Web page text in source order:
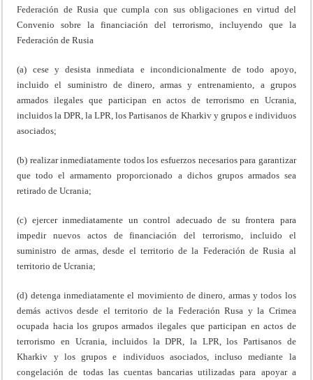
Federación de Rusia que cumpla con sus obligaciones en virtud del
Convenio sobre la financiación del terrorismo, incluyendo que la
Federación de Rusia
(a) cese y desista inmediata e incondicionalmente de todo apoyo,
incluido el suministro de dinero, armas y entrenamiento, a grupos
armados ilegales que participan en actos de terrorismo en Ucrania,
incluidos la DPR, la LPR, los Partisanos de Kharkiv y grupos e individuos
asociados;
(b) realizar inmediatamente todos los esfuerzos necesarios para garantizar
que todo el armamento proporcionado a dichos grupos armados sea
retirado de Ucrania;
(c) ejercer inmediatamente un control adecuado de su frontera para
impedir nuevos actos de financiación del terrorismo, incluido el
suministro de armas, desde el territorio de la Federación de Rusia al
territorio de Ucrania;
(d) detenga inmediatamente el movimiento de dinero, armas y todos los
demás activos desde el territorio de la Federación Rusa y la Crimea
ocupada hacia los grupos armados ilegales que participan en actos de
terrorismo en Ucrania, incluidos la DPR, la LPR, los Partisanos de
Kharkiv y los grupos e individuos asociados, incluso mediante la
congelación de todas las cuentas bancarias utilizadas para apoyar a